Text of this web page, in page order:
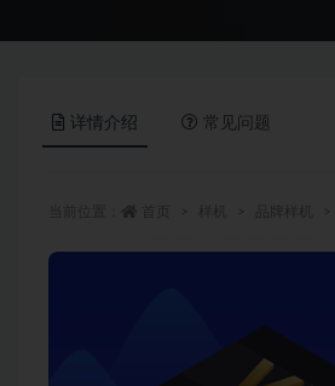
详情介绍 常见问题